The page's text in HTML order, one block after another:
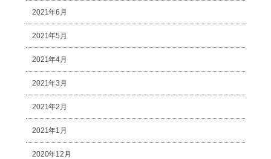
2021年6月
2021年5月
2021年4月
2021年3月
2021年2月
2021年1月
2020年12月